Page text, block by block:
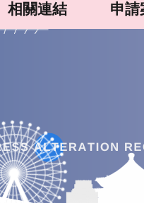
相關連結 申請